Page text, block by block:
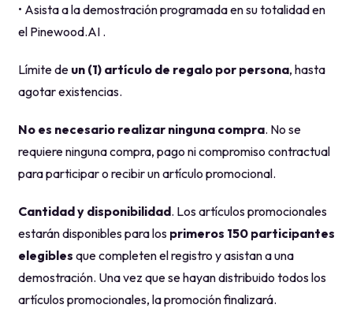
• Asista a la demostración programada en su totalidad en
el Pinewood.AI .
Límite de un (1) artículo de regalo por persona, hasta
agotar existencias.
No es necesario realizar ninguna compra. No se
requiere ninguna compra, pago ni compromiso contractual
para participar o recibir un artículo promocional.
Cantidad y disponibilidad. Los artículos promocionales
estarán disponibles para los primeros 150 participantes
elegibles que completen el registro y asistan a una
demostración. Una vez que se hayan distribuido todos los
artículos promocionales, la promoción finalizará.